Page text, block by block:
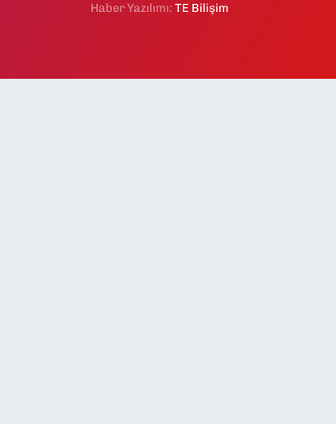
Haber Yazılımı:TE Bilişim